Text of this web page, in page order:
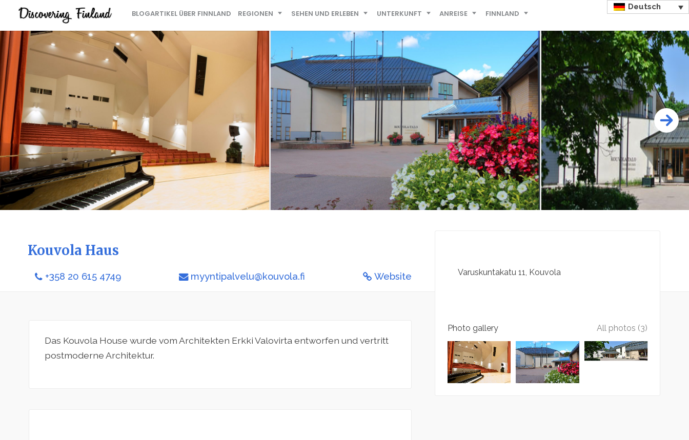
BLOGARTIKEL ÜBER FINNLAND REGIONEN SEHEN UND ERLEBEN UNTERKUNFT ANREISE FINNLAND
Deutsch
Kouvola Haus
+358 20 615 4749 myyntipalvelu@kouvola.fi Website
Das Kouvola House wurde vom Architekten Erkki Valovirta entworfen und vertritt
postmoderne Architektur.
Varuskuntakatu 11 Kouvola
Photo gallery All photos (3)